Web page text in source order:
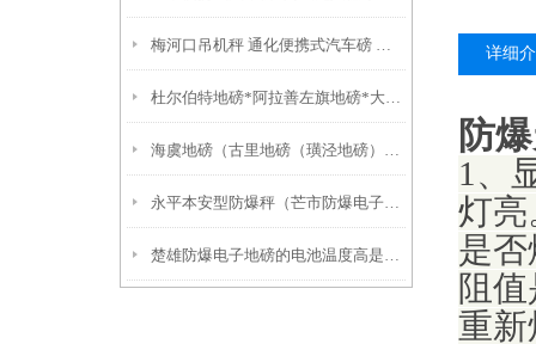
梅河口吊机秤 通化便携式汽车磅 牡丹电子防爆吊称
杜尔伯特地磅*阿拉善左旗地磅*大庆无人值守地磅*前进电子地磅
海虞地磅（古里地磅（璜泾地磅）嘉北地磅
永平本安型防爆秤（芒市防爆电子磅）临沧30吨地磅）水富吊秤
楚雄防爆电子地磅的电池温度高是否会爆炸？
详细
防
1、
灯亮
是
阻
重新